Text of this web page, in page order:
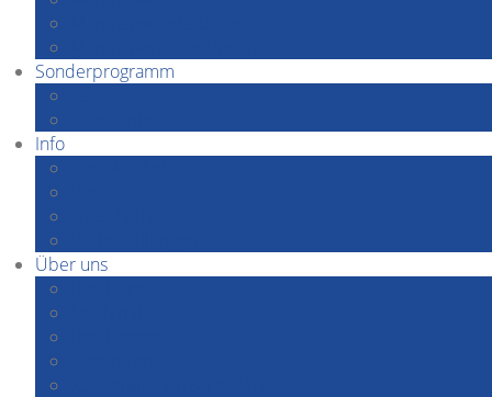
Sonderprogramm
Info
Über uns